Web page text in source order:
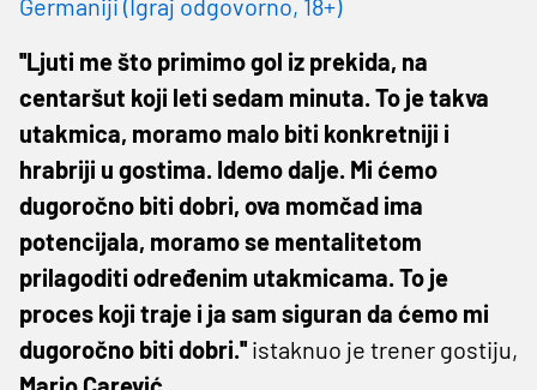
Germaniji (Igraj odgovorno, 18+)
''Ljuti me što primimo gol iz prekida, na
centaršut koji leti sedam minuta. To je takva
utakmica, moramo malo biti konkretniji i
hrabriji u gostima. Idemo dalje. Mi ćemo
dugoročno biti dobri, ova momčad ima
potencijala, moramo se mentalitetom
prilagoditi određenim utakmicama. To je
proces koji traje i ja sam siguran da ćemo mi
dugoročno biti dobri.'' istaknuo je trener gostiju,